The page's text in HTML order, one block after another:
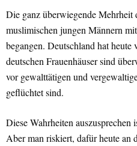
Die ganz überwiegende Mehrheit
muslimischen jungen Männern
begangen. Deutschland hat
deutschen Frauenhäuser sind
vor gewalttätigen und
geflüchtet sind.
Diese Wahrheiten auszusprechen
Aber man riskiert, dafür heute an